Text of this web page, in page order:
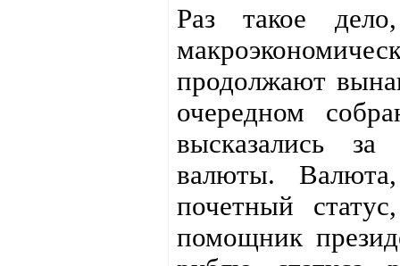
Раз такое
продолжают
очередном
высказались за
валюты.
почетный
помощник